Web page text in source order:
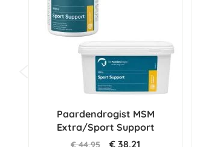
Paardendrogist MSM
Extra/Sport Support
€ 44,95 € 38,21